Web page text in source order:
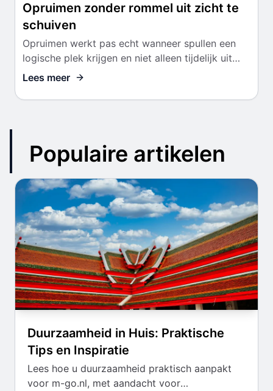
Opruimen zonder rommel uit zicht te
schuiven
Opruimen werkt pas echt wanneer spullen een
logische plek krijgen en niet alleen tijdelijk uit
beeld verdwijnen.
Lees meer
Populaire artikelen
Duurzaamheid in Huis: Praktische
Tips en Inspiratie
Lees hoe u duurzaamheid praktisch aanpakt
voor m-go.nl, met aandacht voor